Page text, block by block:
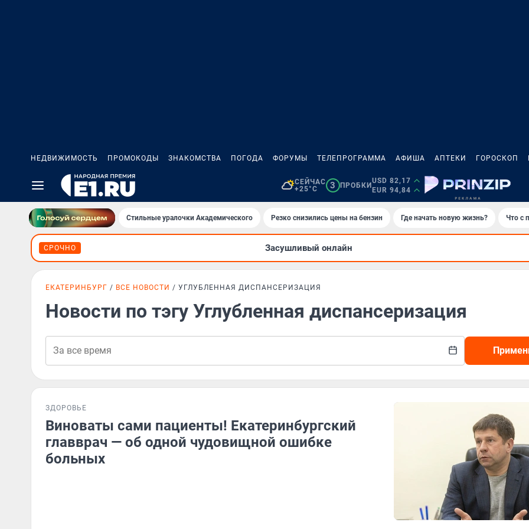
НЕДВИЖИМОСТЬ ПРОМОКОДЫ ЗНАКОМСТВА ПОГОДА ФОРУМЫ ТЕЛЕПРОГРАММА АФИША АПТЕКИ ГОРОСКОП
СЕЙЧАС
+25°C
3 ПРОБКИ
USD 82,17
EUR 94,84
Стильные уралочки Академического Резко снизились цены на бензин Где начать новую жизнь? Что с
СРОЧНО Засушливый онлайн
ЕКАТЕРИНБУРГ ВСЕ НОВОСТИ УГЛУБЛЕННАЯ ДИСПАНСЕРИЗАЦИЯ
Новости по тэгу Углубленная диспансеризация
ЗДОРОВЬЕ
Виноваты сами пациенты! Екатеринбургский
главврач — об одной чудовищной ошибке
больных